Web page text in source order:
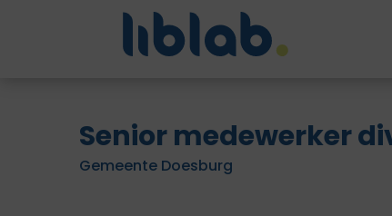
Senior medewerker
Gemeente Doesburg